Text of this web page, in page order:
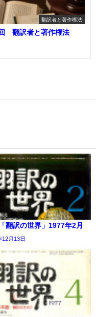
翻訳者と著作権法
翻訳者と著作権法
翻訳の世界」1977年2月
12月13日